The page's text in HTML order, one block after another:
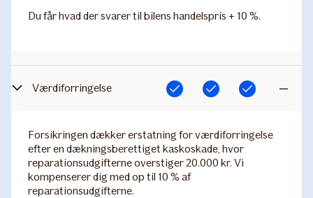
Du får hvad der svarer til bilens handelspris + 10 %.
Værdiforringelse Inkluderet Inkluderet
Inkluderet
Forsikringen dækker erstatning for værdiforringelse
efter en dækningsberettiget kaskoskade, hvor
reparationsudgifterne overstiger 20.000 kr. Vi
kompenserer dig med op til 10 % af
reparationsudgifterne.